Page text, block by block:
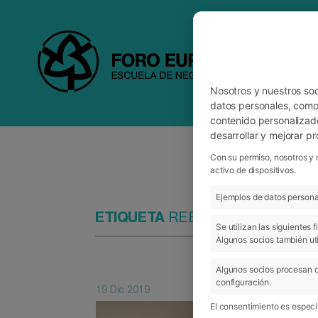
ETIQUETAREENCUENTRO
19 Dic 2019
Nosotros y nuestros
datos personales,
contenido
desarrollar y mejorar
Con su permiso, nosotros
activo de dispositivos.
Ejemplos de datos
Se utilizan las siguientes
Algunos socios también
Algunos socios procesan
configuración.
El consentimiento es